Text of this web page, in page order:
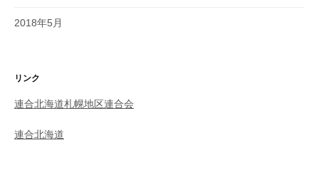
2018年5月
リンク
連合北海道札幌地区連合会
連合北海道